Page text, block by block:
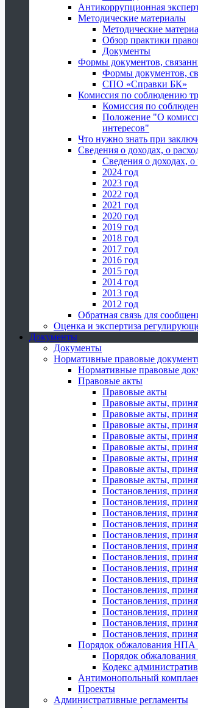
Антикоррупционная
Методические материалы
Методические
Обзор практики
Документы
Формы документов,
Формы документов,
СПО «Справки БК»
Комиссия по соблюдению
Комиссия по
Положение "О
интересов"
Что нужно знать при
Сведения о доходах, о
Сведения о доходах, о
2024 год
2023 год
2022 год
2021 год
2020 год
2019 год
2018 год
2017 год
2016 год
2015 год
2014 год
2013 год
2012 год
Обратная связь для
Оценка и экспертиза
Документы
Документы
Нормативные правовые
Нормативные правовые
Правовые акты
Правовые акты
Правовые акты,
Правовые акты,
Правовые акты,
Правовые акты,
Правовые акты,
Правовые акты,
Правовые акты,
Правовые акты,
Постановления,
Постановления,
Постановления,
Постановления,
Постановления,
Постановления,
Постановления,
Постановления,
Постановления,
Постановления,
Постановления,
Постановления,
Постановления,
Постановления,
Порядок обжалования
Порядок
Кодекс
Антимонопольный
Проекты
Административные регламенты